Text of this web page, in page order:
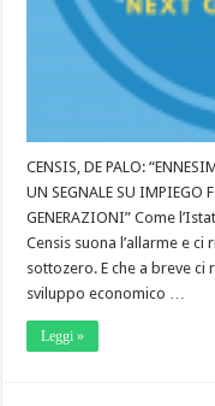
CENSIS, DE PALO:
UN SEGNALE SU IMPIEGO
GENERAZIONI” Come
Censis suona l’allarme e
sottozero. E che a breve
sviluppo economico …
Leggi »